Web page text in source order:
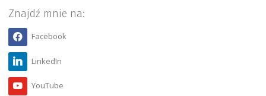
Znajdź mnie na:
Facebook
LinkedIn
YouTube